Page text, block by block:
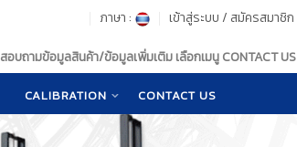
เข้าสู่ระบบ / สมัครสมาชิก
ภาษา :
สอบถามข้อมูลสินค้า/ข้อมูลเพิ่มเติม เลือกเมนู CONTACT US
CALIBRATION CONTACT US